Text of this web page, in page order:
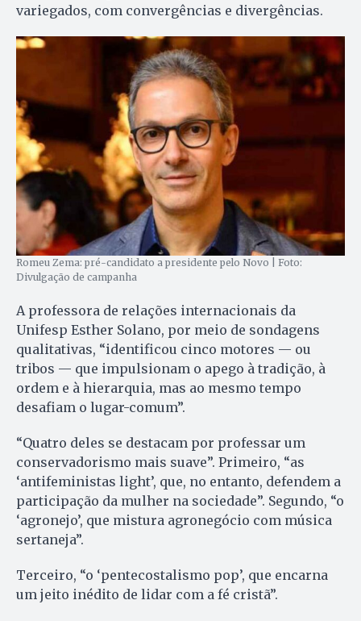
variegados, com convergências e divergências.
Romeu Zema: pré-candidato a presidente pelo Novo | Foto:
Divulgação de campanha
A professora de relações internacionais da
Unifesp Esther Solano, por meio de sondagens
qualitativas, “identificou cinco motores — ou
tribos — que impulsionam o apego à tradição, à
ordem e à hierarquia, mas ao mesmo tempo
desafiam o lugar-comum”.
“Quatro deles se destacam por professar um
conservadorismo mais suave”. Primeiro, “as
‘antifeministas light’, que, no entanto, defendem a
participação da mulher na sociedade”. Segundo, “o
‘agronejo’, que mistura agronegócio com música
sertaneja”.
Terceiro, “o ‘pentecostalismo pop’, que encarna
um jeito inédito de lidar com a fé cristã”.